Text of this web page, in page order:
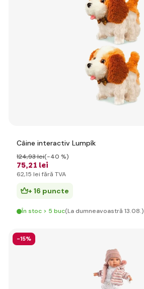
Câine interactiv Lumpík
75,21 lei
124,93 lei(-40 %)
62,15 lei fără TVA
+ 16 puncte
În stoc > 5 buc(La dumneavoastră 13.08.)
-15%